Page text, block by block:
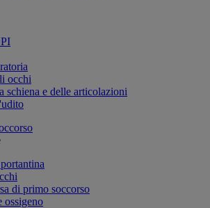
occhi
schiena e delle articolazioni
di primo soccorso
ossigeno